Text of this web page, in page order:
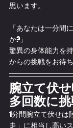
思います。
「あなたは一分間
か?」
驚異の身体能力を
からの挑戦をお待
腕立て伏
多回数に挑
1分間腕立て伏せは
走」に相当し高い